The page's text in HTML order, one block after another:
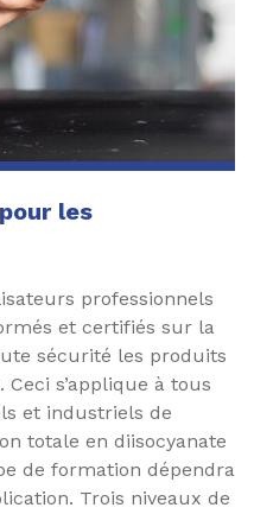
les
professionnels
et certifiés sur la
sécurité les produits
s’applique à tous
et industriels de
totale en diisocyanate
de formation dépendra
Trois niveaux de